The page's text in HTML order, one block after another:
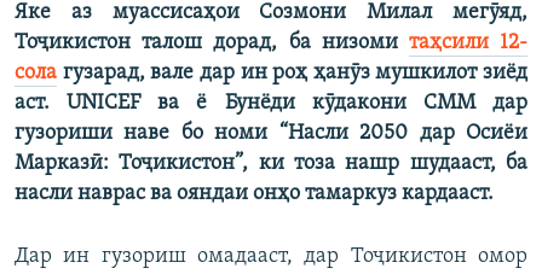
Яке аз муассисаҳои Созмони Милал мегӯяд,
Тоҷикистон талош дорад, ба низоми таҳсили 12-
сола гузарад, вале дар ин роҳ ҳанӯз мушкилот зиёд
аст. UNICEF ва ё Бунёди кӯдакони СММ дар
гузориши наве бо номи “Насли 2050 дар Осиёи
Марказӣ: Тоҷикистон”, ки тоза нашр шудааст, ба
насли наврас ва ояндаи онҳо тамаркуз кардааст.
Дар ин гузориш омадааст, дар Тоҷикистон омор